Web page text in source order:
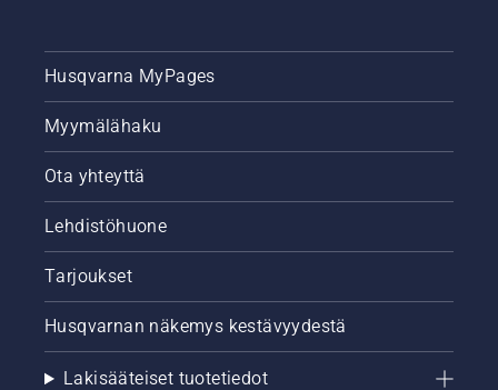
Husqvarna MyPages
Myymälähaku
Ota yhteyttä
Lehdistöhuone
Tarjoukset
Husqvarnan näkemys kestävyydestä
Lakisääteiset tuotetiedot